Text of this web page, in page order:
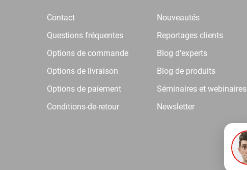
Contact
Questions fréquentes
Options de commande
Options de livraison
Options de paiement
Conditions-de-retour
Nouveautés
Reportages clients
Blog d'experts
Blog de produits
Séminaires et webinaires
Newsletter